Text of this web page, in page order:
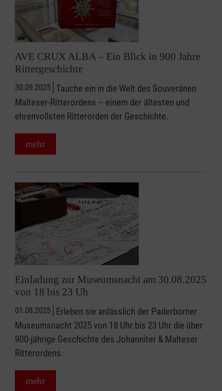
AVE CRUX ALBA – Ein Blick in 900 Jahre
Rittergeschichte
30.09.2025 Tauche ein in die Welt des Souveränen
Malteser-Ritterordens – einem der ältesten und
ehrenvollsten Ritterorden der Geschichte.
mehr
Einladung zur Museumsnacht am 30.08.2025
von 18 bis 23 Uh
01.08.2025 Erleben sie anlässlich der Paderborner
Museumsnacht 2025 von 18 Uhr bis 23 Uhr die über
900-jährige Geschichte des Johanniter & Malteser
Ritterordens.
mehr